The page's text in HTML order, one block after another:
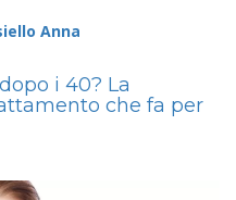
Anna
i 40? La
che fa per